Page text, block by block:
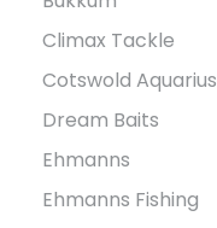
Climax Tackle
Cotswold Aquarius
Dream Baits
Ehmanns
Ehmanns Fishing